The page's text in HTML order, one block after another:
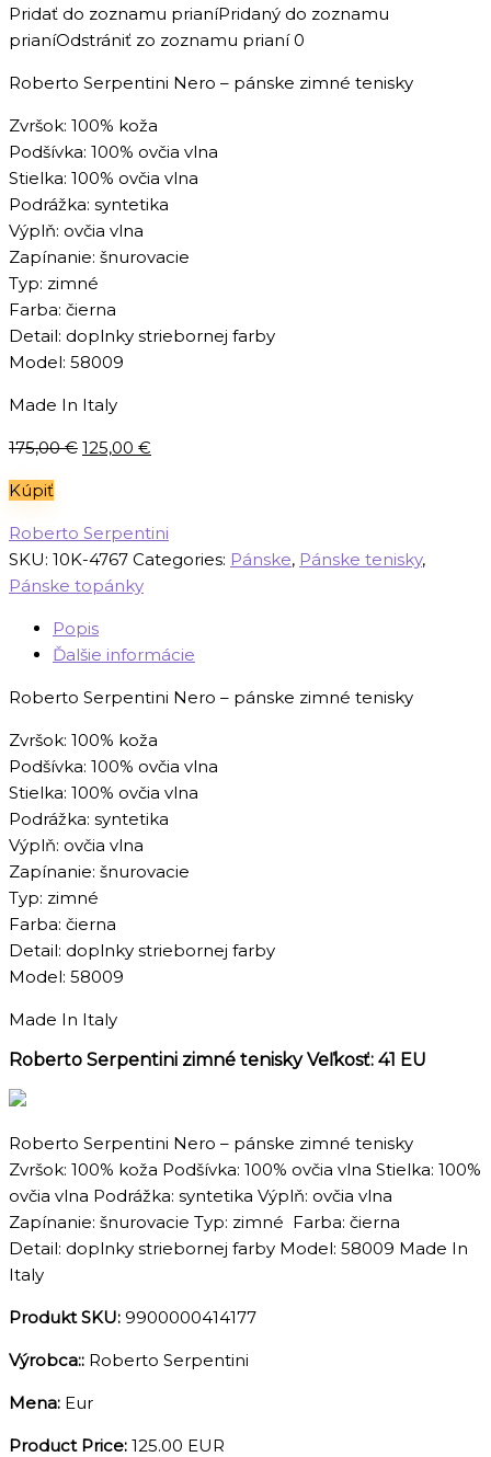
Pridať do zoznamu prianíPridaný do zoznamu
prianíOdstrániť zo zoznamu prianí 0
Roberto Serpentini Nero – pánske zimné tenisky
Zvršok: 100% koža
Podšívka: 100% ovčia vlna
Stielka: 100% ovčia vlna
Podrážka: syntetika
Výplň: ovčia vlna
Zapínanie: šnurovacie
Typ: zimné
Farba: čierna
Detail: doplnky striebornej farby
Model: 58009
Made In Italy
175,00€ Pôvodná
175,00 €.
125,00 €
125,00 €.
Kúpiť
Roberto Serpentini
SKU: 10K-4767 Categories: Pánske, Pánske tenisky,
Pánske topánky
Popis
Ďalšie informácie
Roberto Serpentini Nero – pánske zimné tenisky
Zvršok: 100% koža
Podšívka: 100% ovčia vlna
Stielka: 100% ovčia vlna
Podrážka: syntetika
Výplň: ovčia vlna
Zapínanie: šnurovacie
Typ: zimné
Farba: čierna
Detail: doplnky striebornej farby
Model: 58009
Made In Italy
Roberto Serpentini zimné tenisky Veľkosť: 41 EU
Roberto Serpentini Nero – pánske zimné tenisky
Zvršok: 100% koža Podšívka: 100% ovčia vlna Stielka: 100%
ovčia vlna Podrážka: syntetika Výplň: ovčia vlna
Zapínanie: šnurovacie Typ: zimné Farba: čierna
Detail: doplnky striebornej farby Model: 58009 Made In
Italy
Produkt SKU: 9900000414177
Výrobca:: Roberto Serpentini
Mena: Eur
Product Price: 125.00 EUR